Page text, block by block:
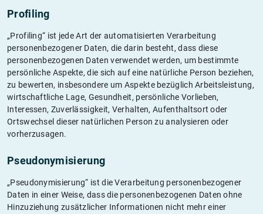
Profiling
„Profiling“ ist jede Art der automatisierten Verarbeitung
personenbezogener Daten, die darin besteht, dass diese
personenbezogenen Daten verwendet werden, um bestimmte
persönliche Aspekte, die sich auf eine natürliche Person beziehen,
zu bewerten, insbesondere um Aspekte bezüglich Arbeitsleistung,
wirtschaftliche Lage, Gesundheit, persönliche Vorlieben,
Interessen, Zuverlässigkeit, Verhalten, Aufenthaltsort oder
Ortswechsel dieser natürlichen Person zu analysieren oder
vorherzusagen.
Pseudonymisierung
„Pseudonymisierung“ ist die Verarbeitung personenbezogener
Daten in einer Weise, dass die personenbezogenen Daten ohne
Hinzuziehung zusätzlicher Informationen nicht mehr einer